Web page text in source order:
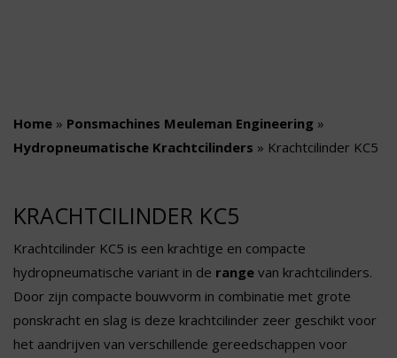
Home » Ponsmachines Meuleman Engineering »
Hydropneumatische Krachtcilinders » Krachtcilinder KC5
KRACHTCILINDER KC5
Krachtcilinder KC5 is een krachtige en compacte
hydropneumatische variant in de range van krachtcilinders.
Door zijn compacte bouwvorm in combinatie met grote
ponskracht en slag is deze krachtcilinder zeer geschikt voor
het aandrijven van verschillende gereedschappen voor